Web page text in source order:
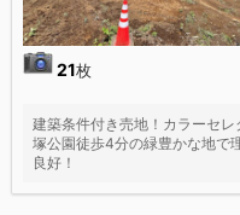
21枚
建築条件付き売地！カラーセ
塚公園徒歩4分の緑豊かな地で
良好！